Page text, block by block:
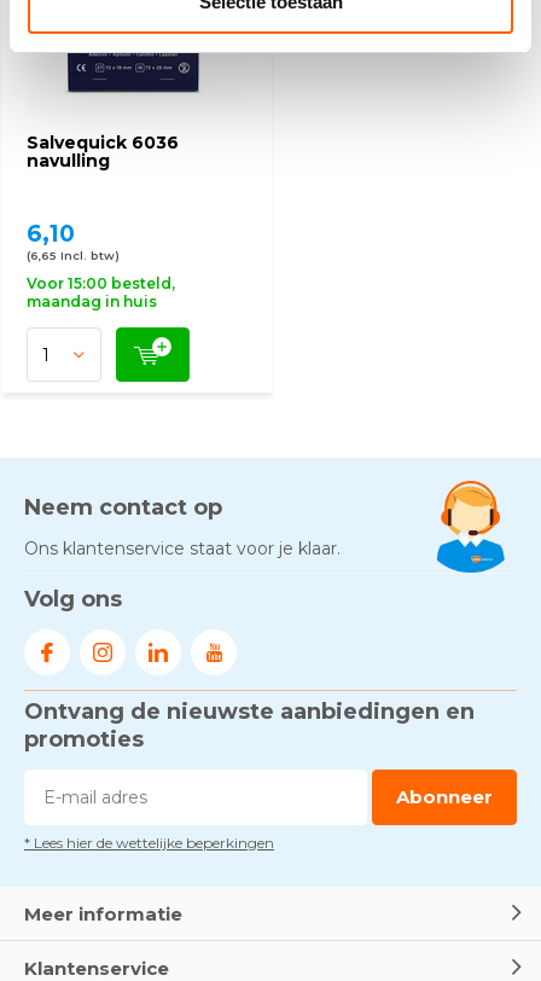
Salvequick 6036
navulling
6,10
(6,65 Incl. btw)
Voor 15:00 besteld,
maandag in huis
Neem contact op
Ons klantenservice staat voor je klaar.
Volg ons
Ontvang de nieuwste aanbiedingen en
promoties
Abonneer
* Lees hier de wettelijke beperkingen
Meer informatie
Klantenservice